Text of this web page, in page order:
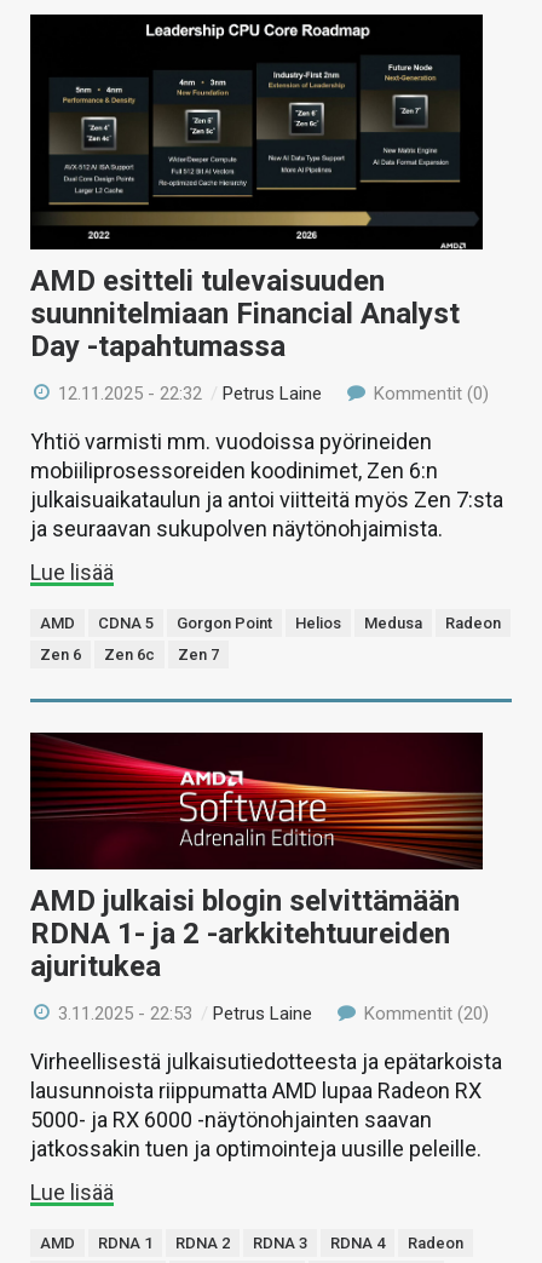
AMD esitteli tulevaisuuden
suunnitelmiaan Financial Analyst
Day -tapahtumassa
12.11.2025 - 22:32 /Petrus Laine Kommentit (0)
Yhtiö varmisti mm. vuodoissa pyörineiden
mobiiliprosessoreiden koodinimet, Zen 6:n
julkaisuaikataulun ja antoi viitteitä myös Zen 7:sta
ja seuraavan sukupolven näytönohjaimista.
Lue lisää
AMD CDNA 5 Gorgon Point Helios Medusa
Radeon
Zen 6
Zen 6c Zen 7
AMD julkaisi blogin selvittämään
RDNA 1- ja 2 -arkkitehtuureiden
ajuritukea
3.11.2025 - 22:53 /Petrus Laine Kommentit (20)
Virheellisestä julkaisutiedotteesta ja epätarkoista
lausunnoista riippumatta AMD lupaa Radeon RX
5000- ja RX 6000 -näytönohjainten saavan
jatkossakin tuen ja optimointeja uusille peleille.
Lue lisää
AMD RDNA 1 RDNA 2 RDNA 3 RDNA 4
Radeon